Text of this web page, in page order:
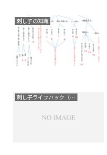
刺し子の知識
刺し子ライフハック（コツ）